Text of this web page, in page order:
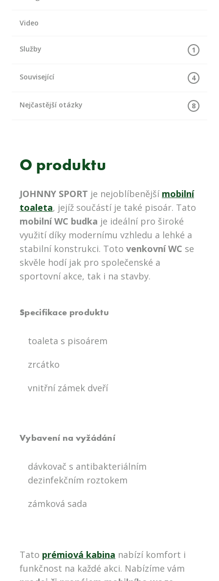
Video
Služby 1
Související 4
Nejčastější otázky 8
O produktu
JOHNNY SPORT je nejoblíbenější mobilní
toaleta, jejíž součástí je také pisoár. Tato
mobilní WC budka je ideální pro široké
využití díky modernímu vzhledu a lehké a
stabilní konstrukci. Toto venkovní WC se
skvěle hodí jak pro společenské a
sportovní akce, tak i na stavby.
Specifikace produktu
toaleta s pisoárem
zrcátko
vnitřní zámek dveří
Vybavení na vyžádání
dávkovač s antibakteriálním
dezinfekčním roztokem
zámková sada
Tato prémiová kabina nabízí komfort i
funkčnost na každé akci. Nabízíme vám